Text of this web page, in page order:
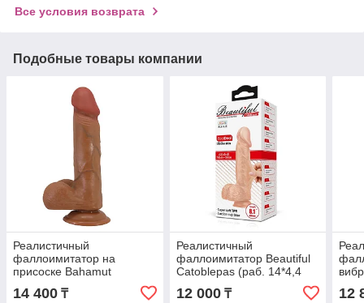
Все условия возврата
Подобные товары компании
Реалистичный
фаллоимитатор на
присоске Bahamut
(21,8*4,6 см) коричневый
14 400 ₸
Реалистичный
фаллоимитатор Beautiful
Catoblepas (раб. 14*4,4
12 000₸ 12